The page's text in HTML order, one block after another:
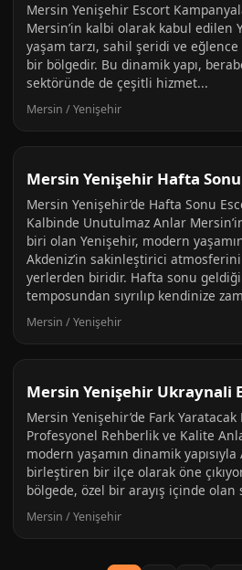
Mersin Yenişehir Escort
Mersin’in kalbi olarak kabul edilen
yaşam tarzı, sahil şeridi ve eğlence
bir bölgedir. Bu dinamik yapı,
sektöründe de çeşitli hizmet...
Mersin / Yenişehir
Mersin Yenişehir Hafta
Mersin Yenişehir’de Hafta Sonu
Kalbinde Unutulmaz Anlar
biri olan Yenişehir, modern
Akdeniz’in sakinleştirici
yerlerden biridir. Hafta sonu
temposundan sıyrılıp kendinize
Mersin / Yenişehir
Mersin Yenişehir Ukraynali
Mersin Yenişehir’de Fark
Profesyonel Rehberlik ve Kalite
modern yaşamın dinamik
birleştiren bir ilçe olarak öne
bölgede, özel bir arayış içinde olan
Mersin / Yenişehir